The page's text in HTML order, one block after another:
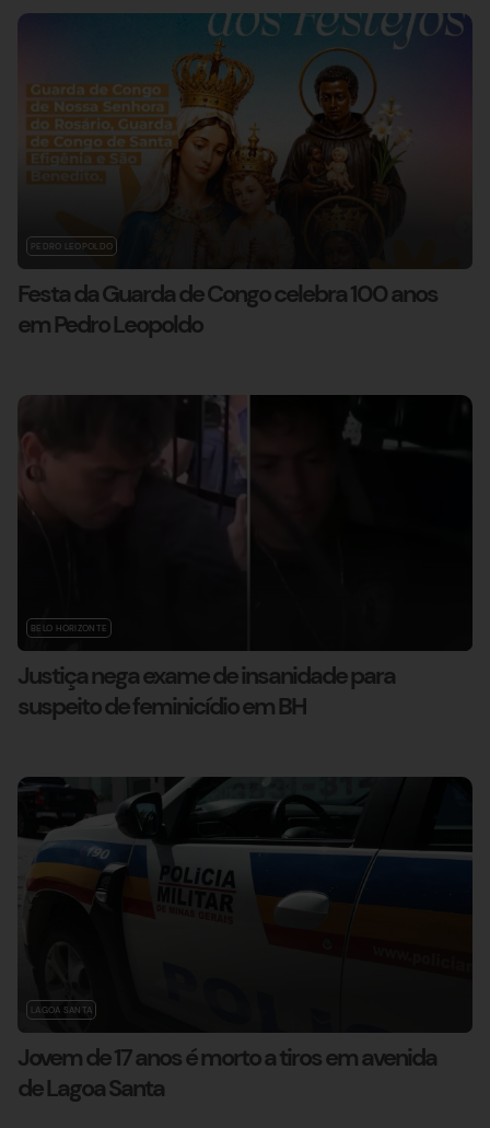
PEDRO LEOPOLDO
Festa da Guarda de Congo celebra 100 anos
em Pedro Leopoldo
BELO HORIZONTE
Justiça nega exame de insanidade para
suspeito de feminicídio em BH
LAGOA SANTA
Jovem de 17 anos é morto a tiros em avenida
de Lagoa Santa